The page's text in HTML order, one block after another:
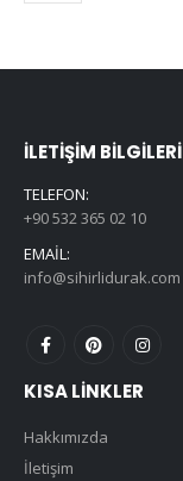
İLETIŞIM BILGILERI
TELEFON:
+90 532 365 02 10
EMAIL:
info@sihirlidurak.com
KISA LINKLER
Hakkımızda
İletişim